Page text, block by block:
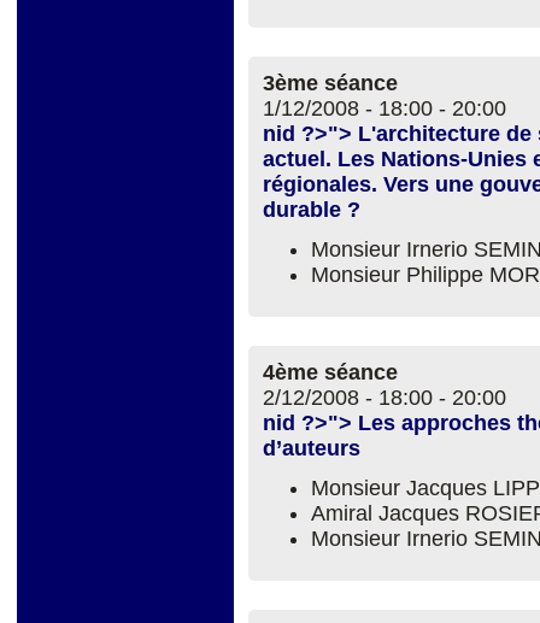
3ème séance
1/12/2008 - 18:00 - 20:00
nid ?>"> L'architecture
actuel. Les Nations-Unies
régionales. Vers une
durable ?
Monsieur Irnerio
Monsieur Philippe
4ème séance
2/12/2008 - 18:00 - 20:00
nid ?>"> Les approches
d’auteurs
Monsieur Jacques
Amiral Jacques
Monsieur Irnerio